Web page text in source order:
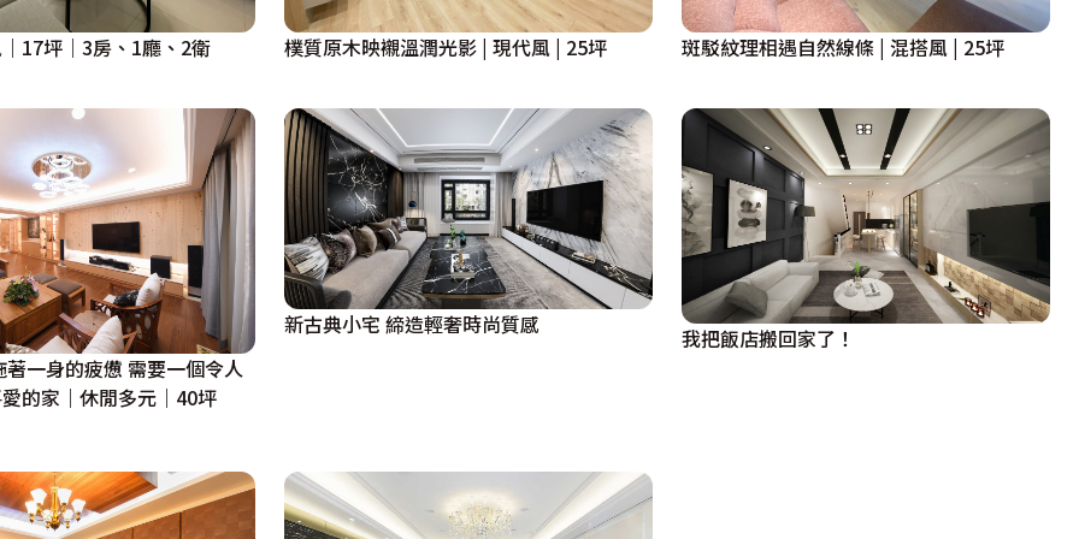
17坪｜3房、1廳、2衛 樸質原木映襯溫潤光影 | 現代風 | 25坪 斑駁紋理相遇自然線條 | 混搭風 | 25坪
一身的疲憊 需要一個令人
的家｜休閒多元｜40坪
新古典小宅 締造輕奢時尚質感 我把飯店搬回家了！